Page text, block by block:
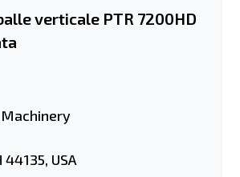
verticale PTR 7200HD
USA